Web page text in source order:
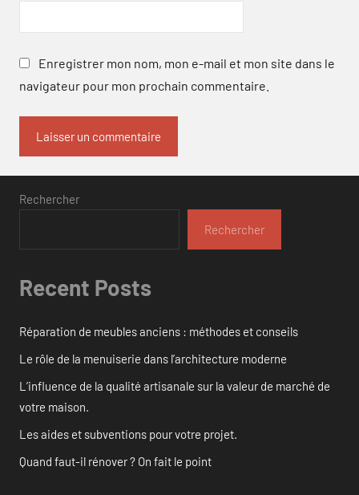
Enregistrer mon nom, mon e-mail et mon site dans le
navigateur pour mon prochain commentaire.
Rechercher
Rechercher
Recent Posts
Réparation de meubles anciens : méthodes et conseils
Le rôle de la menuiserie dans l’architecture moderne
L’influence de la qualité artisanale sur la valeur de marché de
votre maison.
Les aides et subventions pour votre projet.
Quand faut-il rénover ? On fait le point